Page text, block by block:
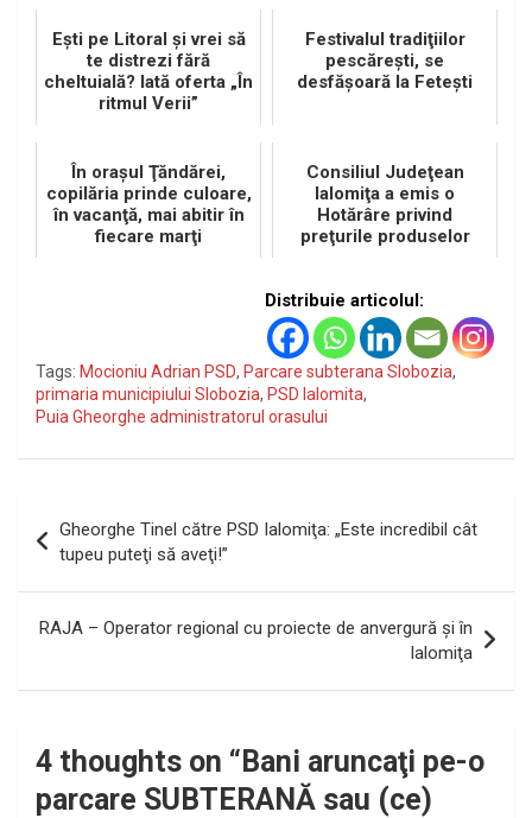
Eşti pe Litoral şi vrei să
te distrezi fără
cheltuială? Iată oferta „În
ritmul Verii”
Festivalul tradiţiilor
pescăreşti, se
desfăşoară la Feteşti
În oraşul Ţăndărei,
copilăria prinde culoare,
în vacanţă, mai abitir în
fiecare marţi
Consiliul Judeţean
Ialomiţa a emis o
Hotărâre privind
preţurile produselor
Distribuie articolul:
Tags: Mocioniu Adrian PSD, Parcare subterana Slobozia,
primaria municipiului Slobozia, PSD Ialomita,
Puia Gheorghe administratorul orasului
în
articole
Gheorghe Tinel către PSD Ialomiţa: „Este incredibil cât
tupeu puteţi să aveţi!”
RAJA – Operator regional cu proiecte de anvergură şi în
Ialomiţa
4 thoughts on “ Bani aruncaţi pe-o
parcare SUBTERANĂ sau (ce)